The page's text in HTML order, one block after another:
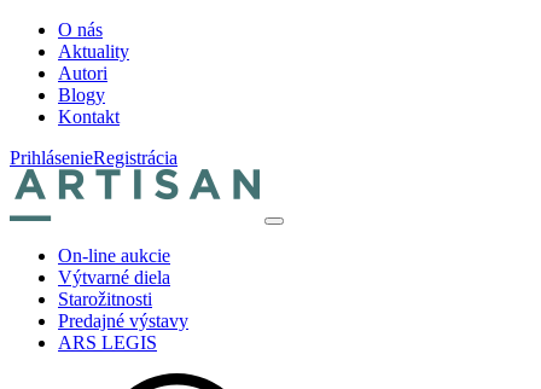
O nás
Aktuality
Autori
Blogy
Kontakt
PrihlásenieRegistrácia
On-line aukcie
Výtvarné diela
Starožitnosti
Predajné výstavy
ARS LEGIS